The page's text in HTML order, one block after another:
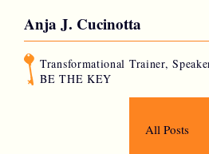
Anja J. Cucinotta
Transformational Trainer,
BE THE KEY
All Posts